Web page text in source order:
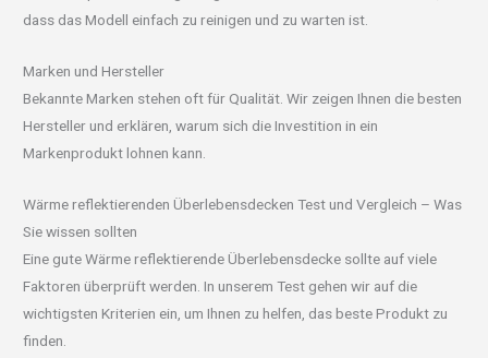
dass das Modell einfach zu reinigen und zu warten ist.
Marken und Hersteller
Bekannte Marken stehen oft für Qualität. Wir zeigen Ihnen die besten
Hersteller und erklären, warum sich die Investition in ein
Markenprodukt lohnen kann.
Wärme reflektierenden Überlebensdecken Test und Vergleich – Was
Sie wissen sollten
Eine gute Wärme reflektierende Überlebensdecke sollte auf viele
Faktoren überprüft werden. In unserem Test gehen wir auf die
wichtigsten Kriterien ein, um Ihnen zu helfen, das beste Produkt zu
finden.